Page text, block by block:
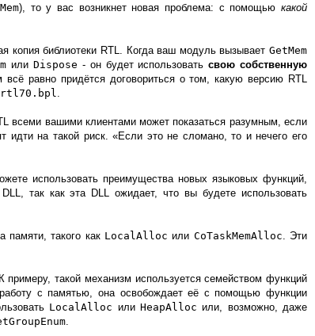
), то у вас возникнет новая проблема: с помощьюкакой
копия библиотеки RTL. Когда ваш модуль вызывает GetMem
или Dispose - он будет использоватьсвою собственную
равно придётся договориться о том, какую версию RTL
rtl70.bpl.
всеми вашими клиентами может показаться разумным, если
на такой риск. «Если это не сломано, то и нечего его
использовать преимущества новых языковых функций,
так как эта DLL ожидает, что вы будете использовать
памяти, такого как LocalAlloc или CoTaskMemAlloc. Эти
такой механизм используется семейством функций
с памятью, она освобождает её с помощью функции
LocalAlloc или HeapAlloc или, возможно, даже
.